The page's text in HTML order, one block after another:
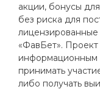
акции, бонусы
без риска для
лицензированные
«ФавБет».
информационным
принимать
либо получать